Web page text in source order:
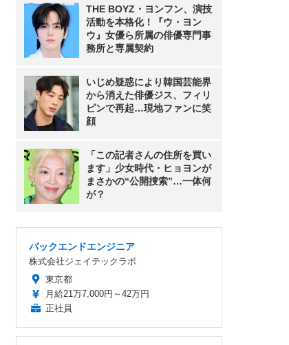
THE BOYZ・ヨンフン、演技
活動を本格化！『ウ・ヨン
ウ』女優ら所属の俳優専門事
務所と専属契約
いじめ疑惑により韓国芸能界
から消えた俳優ジス、フィリ
ピンで再起…現地ファンに笑
顔
「この記者さんの住所を買い
ます」少女時代・ヒョヨンが
まさかの“公開捜索”…一体何
が？
バックエンドエンジニア
株式会社ジェイテックラボ
東京都
月給21万7,000円～42万円
正社員